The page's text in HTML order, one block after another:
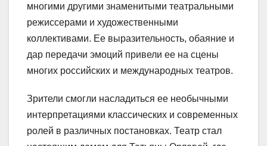
многими другими знаменитыми театральными
режиссерами и художественными
коллективами. Ее выразительность, обаяние и
дар передачи эмоций привели ее на сцены
многих российских и международных театров.
Зрители смогли насладиться ее необычными
интерпретациями классических и современных
ролей в различных постановках. Театр стал